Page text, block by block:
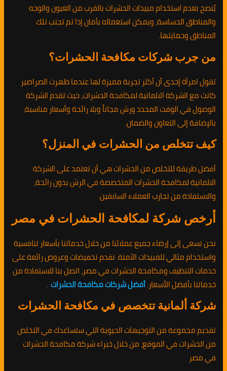
يُنصح بعدم استخدام مبيدات الحشرات بالقرب من العيون والوجه
والمناطق الحساسة، ويمكن استعماله بأمان إذا تم تجنب تلك
المناطق وحمايتها.
من جرب شركات مكافحة الحشرات؟
تقول امرأة إحدى أن أكثر تجربة مميزة لها عندما ظهرت الصراصير
كانت مع الشركة الالمانية لمكافحة الحشرات، حيث تقدم الشركة
الوصول في الوقت المحدد ورش مجاناً وبلا رائحة وأسعار مناسبة،
بالإضافة إلى التعاون والضمان.
كيف تتخلص من الحشرات في المنزل؟
أفضل طريقة للتخلص من الحشرات هي أن تعتمد على الشركة
الالمانية لمكافحة الحشرات المتخصصة في الرش بدون رائحة،
والاستفادة من تجارب العملاء السابقين.
أرخص شركة لمكافحة الحشرات في مصر
نحن نسعى إلى إرضاء جميع عملائنا من خلال خدماتنا بأسعار تنافسية
واستخدام مثالي للمبيدات الآمنة. نقدم تخفيضات وعروض رائعة على
خدمات التنظيف ومكافحة الحشرات في مصر، اتصل بنا للاستفادة من
خدماتنا بأفضل الأسعار.أفضل شركات مكافحة الحشرات .
شركة ألمانية تتخصص في مكافحة الحشرات
تقديم مجموعة من التوجيهات الحيوية التي ستساعدك في التخلص
من الحشرات في الموقع، من خلال خبراء شركة مكافحة الحشرات
في مصر